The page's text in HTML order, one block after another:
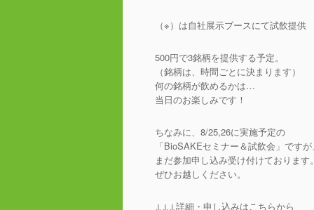
（※）は自社展示ブースにて試飲提供
500円で3銘柄を提供する予定。
（銘柄は、時間ごとに決まります）
何の銘柄が飲めるかは…
当日のお楽しみです！
ちなみに、8/25,26に実施予定の
「BioSAKEセミナー＆試飲会」です
まだ参加申し込み受け付けております
ぜひお越しください。
↓↓↓詳細・申し込みはこちらから